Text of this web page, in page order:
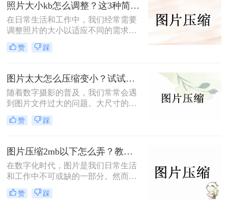
怎么样把图片压缩到200k以内呢？本
文将为您提供四种简单而有效的图片
压缩方法，帮助您轻松地将图片压缩
到200k以内。
照片大小kb怎么调整？这3种简单方法教你搞定！
在日常生活和工作中，我们经常需要
调整照片的大小以适应不同的需求，
例如上传到社交媒体或发送给朋友。
照片的大小通常以kb（千字节）为单
件大小，使其更加便于传输和存储。
那么照片大小kb怎么调整呢？本文将
为你介绍三种简单易行的方法，帮助
你调整照片大小kb。
赞 踩
图片太大怎么压缩变小？试试这四个方法吧！
随着数字摄影的普及，我们常常会遇
到图片文件过大的问题。大尺寸的图
片不仅占用大量存储空间，还可能影
响上传和分享的速度。为了更好地管
得至关重要。那么图片太大怎么压缩
变小呢？本文将为您提供四种简单而
有效的图片压缩方法，帮助您轻松解
决文件过大的问题。
赞 踩
图片压缩2mb以下怎么弄？教你几招压缩图片！
在数字化时代，图片是我们日常生活
和工作中不可或缺的一部分。然而，
有时我们会遇到图片文件过大，无法
满足某些平台的上传要求，或者希望
赞 踩